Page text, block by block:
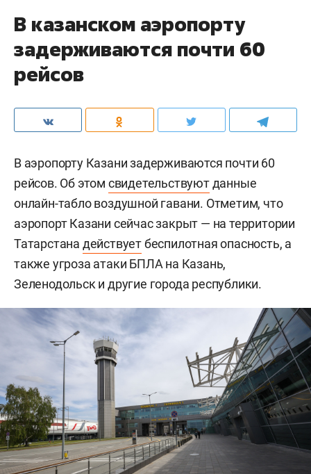
В казанском аэропорту
задерживаются почти 60
рейсов
В аэропорту Казани задерживаются почти 60
рейсов. Об этом свидетельствуютданные
онлайн-табло воздушной гавани. Отметим, что
аэропорт Казани сейчас закрыт — на территории
Татарстана действуетбеспилотная опасность, а
также угроза атаки БПЛА на Казань,
Зеленодольск и другие города республики.